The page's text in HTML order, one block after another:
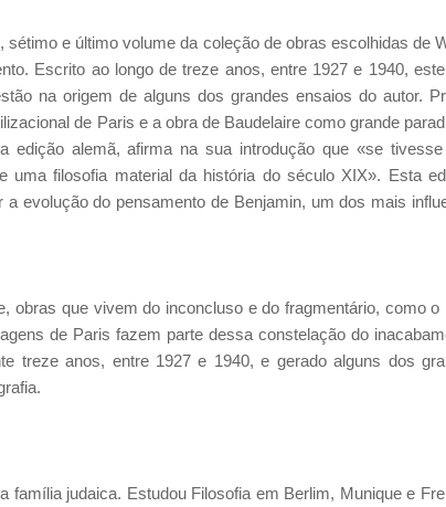
e último volume da coleção de obras escolhidas de
Escrito ao longo de treze anos, entre 1927 e 1940,
na origem de alguns dos grandes ensaios do autor.
de Paris e a obra de Baudelaire como grande
edição alemã, afirma na sua introdução que «se
filosofia material da história do século XIX». Esta
evolução do pensamento de Benjamin, um dos mais
obras que vivem do inconcluso e do fragmentário, como o
de Paris fazem parte dessa constelação do
treze anos, entre 1927 e 1940, e gerado alguns dos
judaica. Estudou Filosofia em Berlim, Munique e